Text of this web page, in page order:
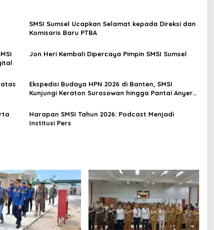
SMSI Sumsel Ucapkan Selamat kepada Direksi dan
Komisaris Baru PTBA
Jon Heri Kembali Dipercaya Pimpin SMSI Sumsel
atas
Ekspedisi Budaya HPN 2026 di Banten, SMSI
Kunjungi Keraton Surosowan hingga Pantai Anyer–
Harapan SMSI Tahun 2026: Podcast Menjadi
Institusi Pers